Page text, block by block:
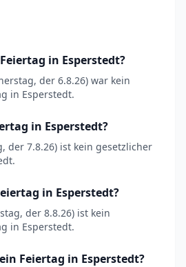
in Esperstedt?
der 6.8.26) war kein
in Esperstedt.
in Esperstedt?
der 7.8.26) ist kein gesetzlicher
in Esperstedt?
der 8.8.26) ist kein
in Esperstedt.
Feiertag in Esperstedt?